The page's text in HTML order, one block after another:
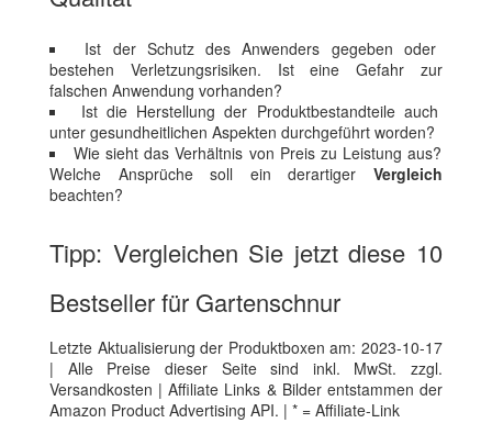
Ist der Schutz des Anwenders gegeben oder
bestehen Verletzungsrisiken. Ist eine Gefahr zur
falschen Anwendung vorhanden?
Ist die Herstellung der Produktbestandteile auch
unter gesundheitlichen Aspekten durchgeführt worden?
Wie sieht das Verhältnis von Preis zu Leistung aus?
Welche Ansprüche soll ein derartiger Vergleich
beachten?
Tipp: Vergleichen Sie jetzt diese 10
Bestseller für Gartenschnur
Letzte Aktualisierung der Produktboxen am: 2023-10-17
| Alle Preise dieser Seite sind inkl. MwSt. zzgl.
Versandkosten | Affiliate Links & Bilder entstammen der
Amazon Product Advertising API. | * = Affiliate-Link